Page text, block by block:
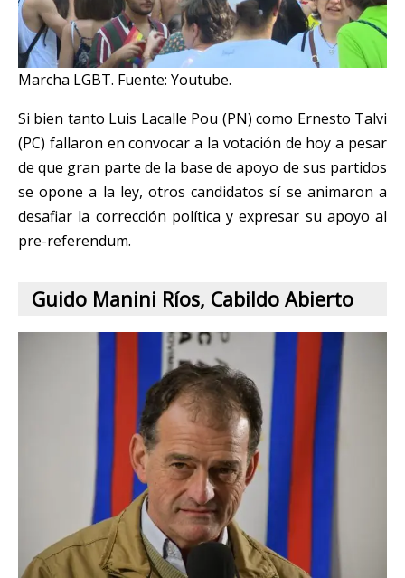
Marcha LGBT. Fuente: Youtube.
Si bien tanto Luis Lacalle Pou (PN) como Ernesto Talvi
(PC) fallaron en convocar a la votación de hoy a pesar
de que gran parte de la base de apoyo de sus partidos
se opone a la ley, otros candidatos sí se animaron a
desafiar la corrección política y expresar su apoyo al
pre-referendum.
Guido Manini Ríos, Cabildo Abierto